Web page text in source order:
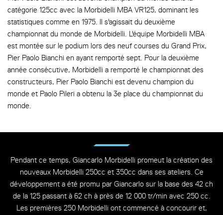
catégorie 125cc avec la Morbidelli MBA VR125, dominant les
statistiques comme en 1975. Il s'agissait du deuxième
championnat du monde de Morbidelli. L'équipe Morbidelli MBA
est montée sur le podium lors des neuf courses du Grand Prix,
Pier Paolo Bianchi en ayant remporté sept. Pour la deuxième
année consécutive, Morbidelli a remporté le championnat des
constructeurs, Pier Paolo Bianchi est devenu champion du
monde et Paolo Pileri a obtenu la 3e place du championnat du
monde.
Pendant ce temps, Giancarlo Morbidelli promeut la création des
nouveaux Morbidelli 250cc et 350cc dans ses ateliers. Ce
développement a été promu par Giancarlo sur la base des 42 ch
de la 125 passant à 62 ch à près de 12 000 tr/min avec 250 cc.
Les premières 250 Morbidelli ont commencé à concourir et,